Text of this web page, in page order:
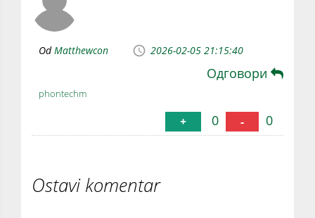
OdMatthewcon 2026-02-05 21:15:40
Одговори
phontechm
+ 0 - 0
Ostavi komentar